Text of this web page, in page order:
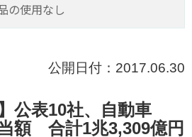
の使用なし
公開日付：2017.06.30
公表10社、自動車
額 合計1兆3,309億円